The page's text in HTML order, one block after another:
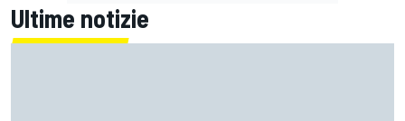
Ultime notizie